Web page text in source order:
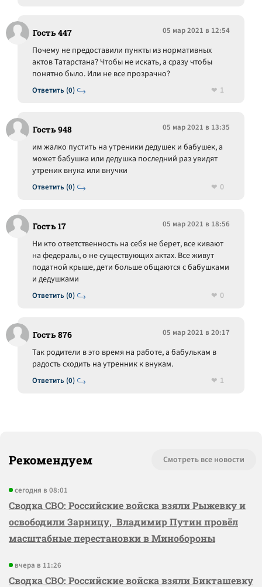
Гость 447 05 мар 2021 в 12:54
Ответить (0)
Почему не предоставили пункты из нормативных
актов Татарстана? Чтобы не искать, а сразу чтобы
понятно было. Или не все прозрачно?
1
Гость 948 05 мар 2021 в 13:35
Ответить (0)
им жалко пустить на утреники дедушек и бабушек, а
может бабушка или дедушка последний раз увидят
утреник внука или внучки
0
Гость 17 05 мар 2021 в 18:56
Ответить (0)
Ни кто ответственность на себя не берет, все кивают
на федералы, о не существующих актах. Все живут
податной крыше, дети больше общаются с бабушками
и дедушками
0
Гость 876 05 мар 2021 в 20:17
Ответить (0)
Так родители в это время на работе, а бабулькам в
радость сходить на утренник к внукам.
1
Рекомендуем Смотреть все новости
сегодня в 08:01
Сводка СВО: Российские войска взяли Рыжевку и
освободили Зарницу, Владимир Путин провёл
масштабные перестановки в Минобороны
вчера в 11:26
Сводка СВО: Российские войска взяли Бикташевку